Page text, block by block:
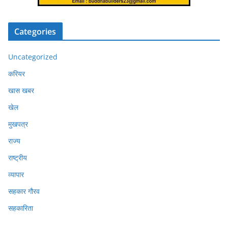
Categories
Uncategorized
करियर
खास खबर
खेल
मुखपत्र
राज्य
राष्ट्रीय
व्यापार
सहकार गौरव
सहकारिता